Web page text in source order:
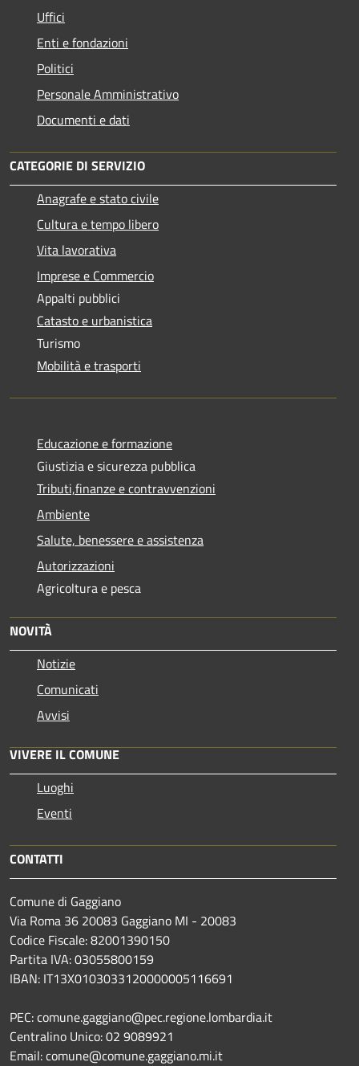
Uffici
Enti e fondazioni
Politici
Personale Amministrativo
Documenti e dati
CATEGORIE DI SERVIZIO
Anagrafe e stato civile
Cultura e tempo libero
Vita lavorativa
Imprese e Commercio
Appalti pubblici
Catasto e urbanistica
Turismo
Mobilità e trasporti
Educazione e formazione
Giustizia e sicurezza pubblica
Tributi,finanze e contravvenzioni
Ambiente
Salute, benessere e assistenza
Autorizzazioni
Agricoltura e pesca
NOVITÀ
Notizie
Comunicati
Avvisi
VIVERE IL COMUNE
Luoghi
Eventi
CONTATTI
Comune di Gaggiano
Via Roma 36 20083 Gaggiano MI - 20083
Codice Fiscale: 82001390150
Partita IVA: 03055800159
IBAN: IT13X0103033120000005116691
PEC: comune.gaggiano@pec.regione.lombardia.it
Centralino Unico: 02 9089921
Email: comune@comune.gaggiano.mi.it